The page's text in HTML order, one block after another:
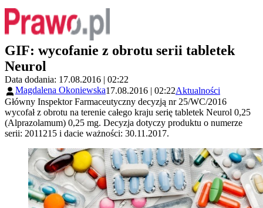
GIF: wycofanie z obrotu serii tabletek
Neurol
Data dodania: 17.08.2016 | 02:22
Magdalena Okoniewska17.08.2016 | 02:22Aktualności
Główny Inspektor Farmaceutyczny decyzją nr 25/WC/2016
wycofał z obrotu na terenie całego kraju serię tabletek Neurol 0,25
(Alprazolamum) 0,25 mg. Decyzja dotyczy produktu o numerze
serii: 2011215 i dacie ważności: 30.11.2017.